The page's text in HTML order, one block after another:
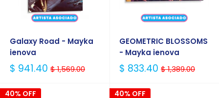
Galaxy Road - Mayka
ienova
Precio
$ 941.40 $ 1,569.00
GEOMETRIC BLOSSOMS
- Mayka ienova
Precio
$ 833.40 $ 1,389.00
40% OFF 40% OFF